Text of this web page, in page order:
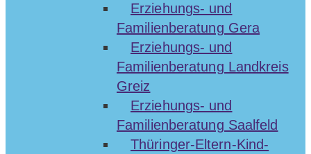
Erziehungs- und
Familienberatung Gera
Erziehungs- und
Familienberatung Landkreis
Greiz
Erziehungs- und
Familienberatung Saalfeld
Thüringer-Eltern-Kind-